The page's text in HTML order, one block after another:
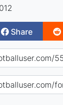
Share